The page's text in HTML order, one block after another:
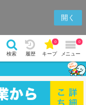
開く
検索 履歴 キープ
0
メニュー
0